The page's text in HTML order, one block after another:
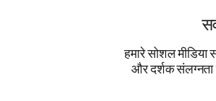
हमारे सोशल
और दर्शक